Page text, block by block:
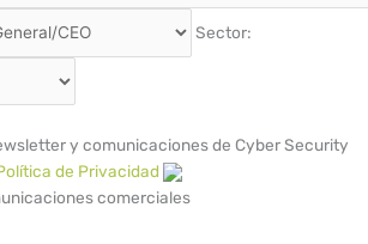
Sector:
y comunicaciones de Cyber Security
de Privacidad
comerciales